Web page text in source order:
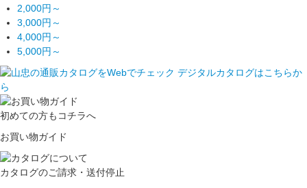
2,000円～
3,000円～
4,000円～
5,000円～
初めての方もコチラへ
お買い物ガイド
カタログのご請求・送付停止